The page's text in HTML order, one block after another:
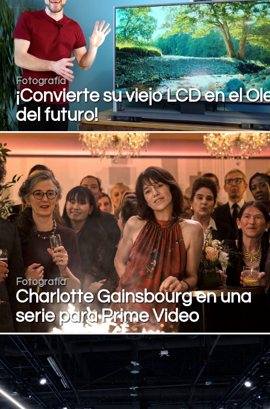
Fotografía
¡Convierte su viejo LCD en el
del futuro!
Fotografía
Charlotte Gainsbourg en una
serie para Prime Video